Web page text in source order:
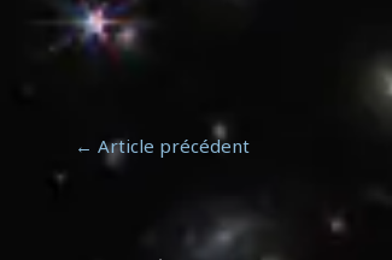
← Article précédent